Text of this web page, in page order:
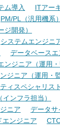
ム導入
ITアー
PM/PL（汎用機系）
開発）
システムエンジニ
データベースエ
ンジニア（運用・
ジニア（運用・監
ィスペシャリスト
ンフラ担当）
ニア データサ
エンジニア